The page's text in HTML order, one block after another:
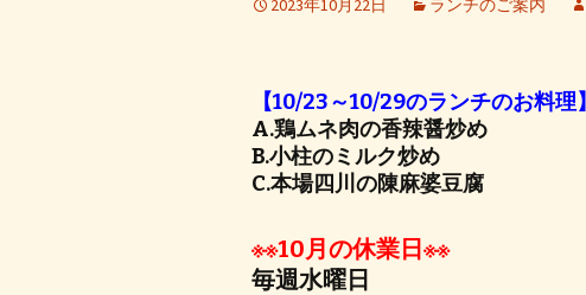
2023年10月22日 ランチのご案内
【10/23～10/29のランチのお料理】
A.鶏ムネ肉の香辣醤炒め
B.小柱のミルク炒め
C.本場四川の陳麻婆豆腐
※※10月の休業日※※
毎週水曜日